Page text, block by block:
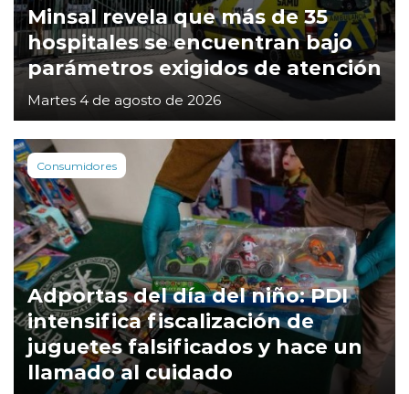
Minsal revela que más de 35
hospitales se encuentran bajo
parámetros exigidos de atención
Martes 4 de agosto de 2026
Consumidores
Adportas del día del niño: PDI
intensifica fiscalización de
juguetes falsificados y hace un
llamado al cuidado